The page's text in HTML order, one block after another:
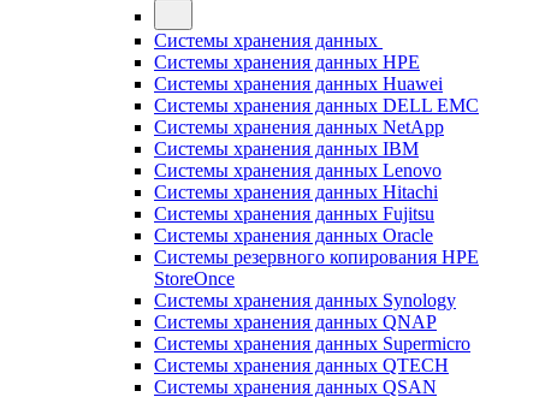
Системы хранения данных
Системы хранения данных HPE
Системы хранения данных Huawei
Системы хранения данных DELL EMC
Cистемы хранения данных NetApp
Системы хранения данных IBM
Системы хранения данных Lenovo
Системы хранения данных Hitachi
Системы хранения данных Fujitsu
Системы хранения данных Oracle
Системы резервного копирования HPE
StoreOnce
Системы хранения данных Synology
Системы хранения данных QNAP
Системы хранения данных Supermicro
Системы хранения данных QTECH
Системы хранения данных QSAN